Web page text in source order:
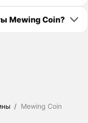
Mewing Coin?
/ Mewing Coin